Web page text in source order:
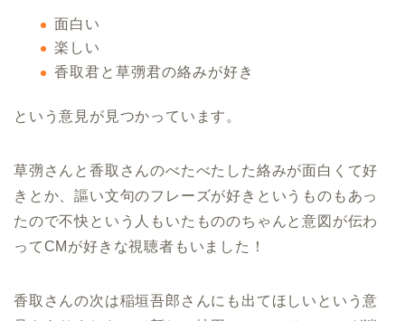
面白い
楽しい
香取君と草彅君の絡みが好き
という意見が見つかっています。
草彅さんと香取さんのべたべたした絡みが面白くて好
きとか、謳い文句のフレーズが好きというものもあっ
たので不快という人もいたもののちゃんと意図が伝わ
ってCMが好きな視聴者もいました！
香取さんの次は稲垣吾郎さんにも出てほしいという意